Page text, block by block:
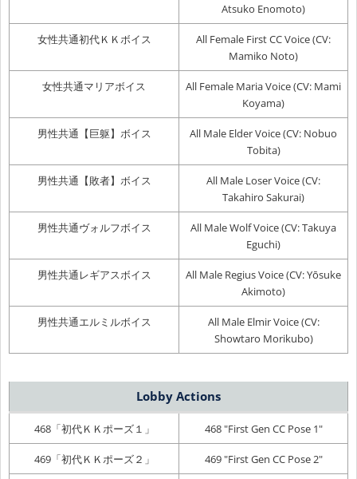
Atsuko Enomoto)
女性共通初代ＫＫボイス
All Female First CC Voice (CV:
Mamiko Noto)
女性共通マリアボイス
All Female Maria Voice (CV: Mami
Koyama)
男性共通【巨躯】ボイス
All Male Elder Voice (CV: Nobuo
Tobita)
男性共通【敗者】ボイス
All Male Loser Voice (CV:
Takahiro Sakurai)
男性共通ヴォルフボイス
All Male Wolf Voice (CV: Takuya
Eguchi)
男性共通レギアスボイス
All Male Regius Voice (CV: Yōsuke
Akimoto)
男性共通エルミルボイス
All Male Elmir Voice (CV:
Showtaro Morikubo)
Lobby Actions
468「初代ＫＫポーズ１」 468 "First Gen CC Pose 1"
469「初代ＫＫポーズ２」 469 "First Gen CC Pose 2"